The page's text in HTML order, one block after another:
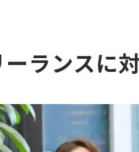
ーランスに